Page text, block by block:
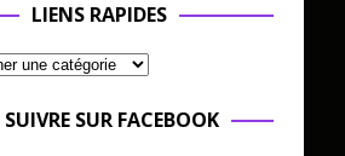
LIENS RAPIDES
SUIVRE SUR FACEBOOK